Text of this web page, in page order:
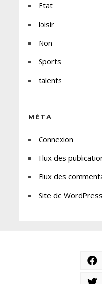
Etat
loisir
Non
Sports
talents
MÉTA
Connexion
Flux des
Flux des
Site de